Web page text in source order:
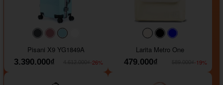
#40454a#b76e79
#9ad8e7
Pisani X9 YG1849A
3.390.000₫
-26%
#faf0e6#000000
Larita Metro One
479.000₫
-19%